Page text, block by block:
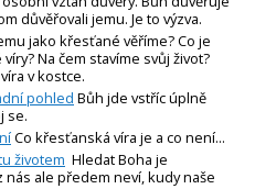
důvěřovali jemu. Je to výzva.
jako křesťané věříme? Co je
Na čem stavíme svůj život?
v kostce.
pohled Bůh jde vstříc úplně
se.
Co křesťanská víra je a co není...
životem Hledat Boha je
ale předem neví, kudy naše